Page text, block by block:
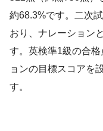
約68.3%です。二次
おり、ナレーション
す。英検準1級の合
ョンの目標スコアを
す。